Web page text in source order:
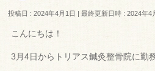
投稿日 : 2024年4月1日 最終更新日時 : 2024年4
こんにちは！
3月4日からトリアス鍼灸整骨院に勤